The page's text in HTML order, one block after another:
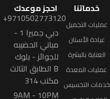
خدماتنا
عمليات التجميل
عيادة الأسنان
العناية بالبشرة
عمليات المعدة
خدمات التخسيس
احجز موعدك
9710502773120+
دبي جميرا 1 -
مباني الحضيبه
للجوائز - بلوك
B الطابق الثالث
مكتب 314
9AM - 10PM